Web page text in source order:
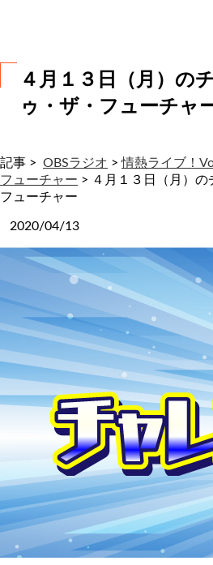
４月１３日（月）の
ゥ・ザ・フューチャ
記事 > OBSラジオ >情熱ライブ！
フューチャー > ４月１３日（月）の
フューチャー
2020/04/13